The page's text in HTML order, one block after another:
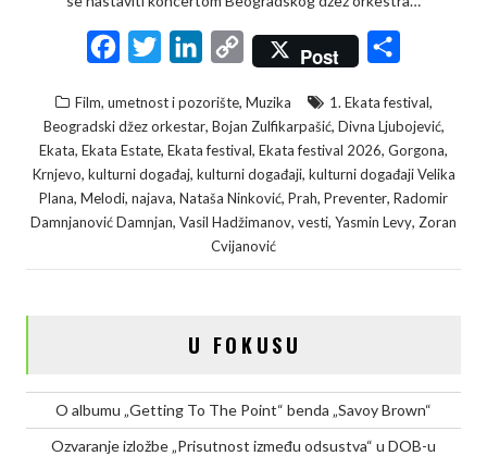
c
e
b
o
k
i
t
e
n
k
e
d
n
C
p
y
L
i
n
k
Post
a
r
e
Film, umetnost i pozorište, Muzika 1. Ekata festival,
Beogradski džez orkestar, Bojan Zulfikarpašić, Divna Ljubojević,
Ekata, Ekata Estate, Ekata festival, Ekata festival 2026, Gorgona,
Krnjevo, kulturni događaj, kulturni događaji, kulturni događaji Velika
Plana, Melodi, najava, Nataša Ninković, Prah, Preventer, Radomir
Damnjanović Damnjan, Vasil Hadžimanov, vesti, Yasmin Levy, Zoran
Cvijanović
U FOKUSU
O albumu „Getting To The Point“ benda „Savoy Brown“
Ozvaranje izložbe „Prisutnost između odsustva“ u DOB-u